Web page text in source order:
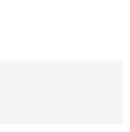
le contenu
informations avec